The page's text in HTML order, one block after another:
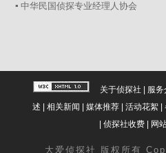
▪ 中华民国侦探专业经理人协会
关于侦探社 服务
述
相关新闻 媒体推荐| 活动花絮|
|侦探社收费 网
大爱 侦探社 版权所有